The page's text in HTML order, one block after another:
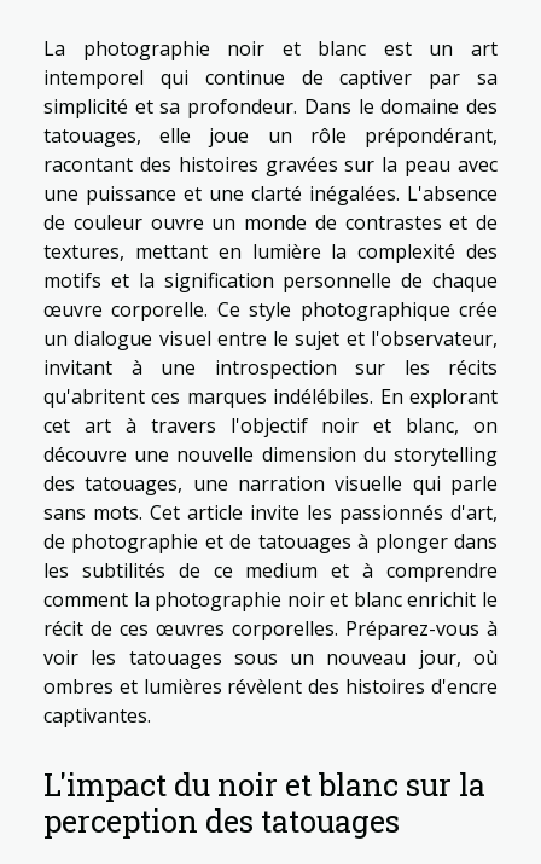
La photographie noir et blanc est un art
intemporel qui continue de captiver par sa
simplicité et sa profondeur. Dans le domaine des
tatouages, elle joue un rôle prépondérant,
racontant des histoires gravées sur la peau avec
une puissance et une clarté inégalées. L'absence
de couleur ouvre un monde de contrastes et de
textures, mettant en lumière la complexité des
motifs et la signification personnelle de chaque
œuvre corporelle. Ce style photographique crée
un dialogue visuel entre le sujet et l'observateur,
invitant à une introspection sur les récits
qu'abritent ces marques indélébiles. En explorant
cet art à travers l'objectif noir et blanc, on
découvre une nouvelle dimension du storytelling
des tatouages, une narration visuelle qui parle
sans mots. Cet article invite les passionnés d'art,
de photographie et de tatouages à plonger dans
les subtilités de ce medium et à comprendre
comment la photographie noir et blanc enrichit le
récit de ces œuvres corporelles. Préparez-vous à
voir les tatouages sous un nouveau jour, où
ombres et lumières révèlent des histoires d'encre
captivantes.
L'impact du noir et blanc sur la
perception des tatouages